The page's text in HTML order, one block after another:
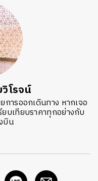
โรจน์
ารออกเดินทาง หากเจอ
ยบเทียบราคาทุกอย่างกับ
บิน